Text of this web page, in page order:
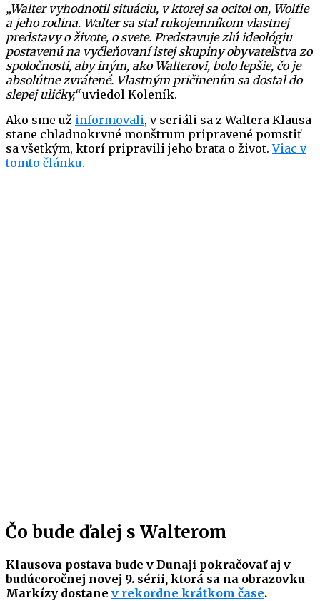
„Walter vyhodnotil situáciu, v ktorej sa ocitol on, Wolfie
a jeho rodina. Walter sa stal rukojemníkom vlastnej
predstavy o živote, o svete. Predstavuje zlú ideológiu
postavenú na vyčleňovaní istej skupiny obyvateľstva zo
spoločnosti, aby iným, ako Walterovi, bolo lepšie, čo je
absolútne zvrátené. Vlastným pričinením sa dostal do
slepej uličky,“uviedol Koleník.
Ako sme už informovali, v seriáli sa z Waltera Klausa
stane chladnokrvné monštrum pripravené pomstiť
sa všetkým, ktorí pripravili jeho brata o život.Viac v
tomto článku.
Čo bude ďalej s Walterom
Klausova postava bude v Dunaji pokračovať aj v
budúcoročnej novej 9. sérii, ktorá sa na obrazovku
Markízy dostane v rekordne krátkom čase.